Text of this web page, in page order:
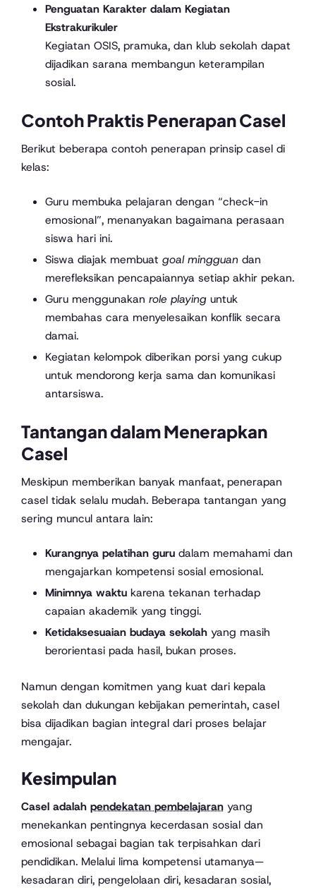
Penguatan Karakter dalam Kegiatan
Ekstrakurikuler
Kegiatan OSIS, pramuka, dan klub sekolah dapat
dijadikan sarana membangun keterampilan
sosial.
Contoh Praktis Penerapan Casel
Berikut beberapa contoh penerapan prinsip casel di
kelas:
Guru membuka pelajaran dengan “check-in
emosional”, menanyakan bagaimana perasaan
siswa hari ini.
Siswa diajak membuat goal mingguan dan
merefleksikan pencapaiannya setiap akhir pekan.
Guru menggunakan role playinguntuk
membahas cara menyelesaikan konflik secara
damai.
Kegiatan kelompok diberikan porsi yang cukup
untuk mendorong kerja sama dan komunikasi
antarsiswa.
Tantangan dalam Menerapkan
Casel
Meskipun memberikan banyak manfaat, penerapan
casel tidak selalu mudah. Beberapa tantangan yang
sering muncul antara lain:
Kurangnya pelatihan gurudalam memahami dan
mengajarkan kompetensi sosial emosional.
Minimnya waktukarena tekanan terhadap
capaian akademik yang tinggi.
Ketidaksesuaian budaya sekolahyang masih
berorientasi pada hasil, bukan proses.
Namun dengan komitmen yang kuat dari kepala
sekolah dan dukungan kebijakan pemerintah, casel
bisa dijadikan bagian integral dari proses belajar
mengajar.
Kesimpulan
Casel adalah pendekatan pembelajaran yang
menekankan pentingnya kecerdasan sosial dan
emosional sebagai bagian tak terpisahkan dari
pendidikan. Melalui lima kompetensi utamanya—
kesadaran diri, pengelolaan diri, kesadaran sosial,